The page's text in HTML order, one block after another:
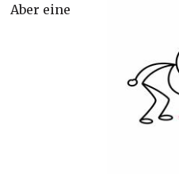
Aber eine